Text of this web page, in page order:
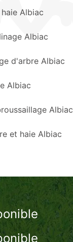
Albiac
Albiac
d'arbre Albiac
Albiac
Albiac
et haie Albiac